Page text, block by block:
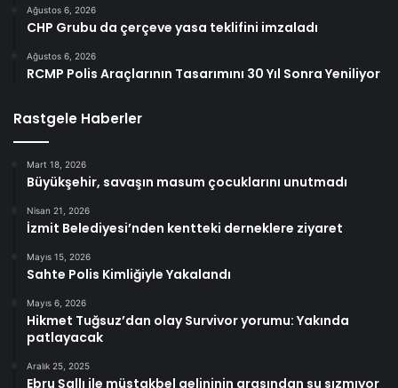
Ağustos 6, 2026
CHP Grubu da çerçeve yasa teklifini imzaladı
Ağustos 6, 2026
RCMP Polis Araçlarının Tasarımını 30 Yıl Sonra Yeniliyor
Rastgele Haberler
Mart 18, 2026
Büyükşehir, savaşın masum çocuklarını unutmadı
Nisan 21, 2026
İzmit Belediyesi’nden kentteki derneklere ziyaret
Mayıs 15, 2026
Sahte Polis Kimliğiyle Yakalandı
Mayıs 6, 2026
Hikmet Tuğsuz’dan olay Survivor yorumu: Yakında
patlayacak
Aralık 25, 2025
Ebru Şallı ile müstakbel gelininin arasından su sızmıyor